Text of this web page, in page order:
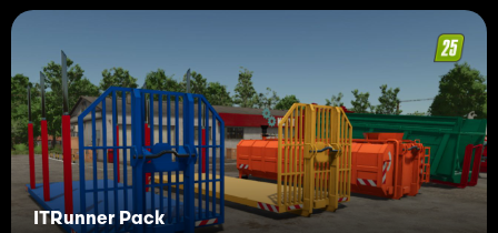
ITRunner Pack